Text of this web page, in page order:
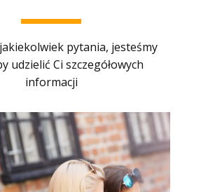
pytania, jesteśmy
udzielić Ci szczegółowych
informacji